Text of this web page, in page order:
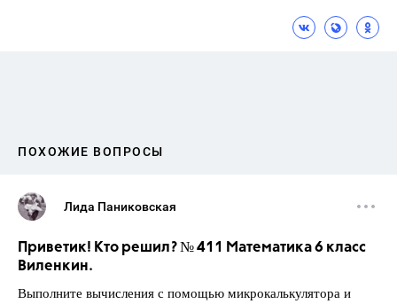
ПОХОЖИЕ ВОПРОСЫ
Лида Паниковская
Приветик! Кто решил? № 411 Математика 6 класс
Виленкин.
Выполните вычисления с помощью микрокалькулятора и